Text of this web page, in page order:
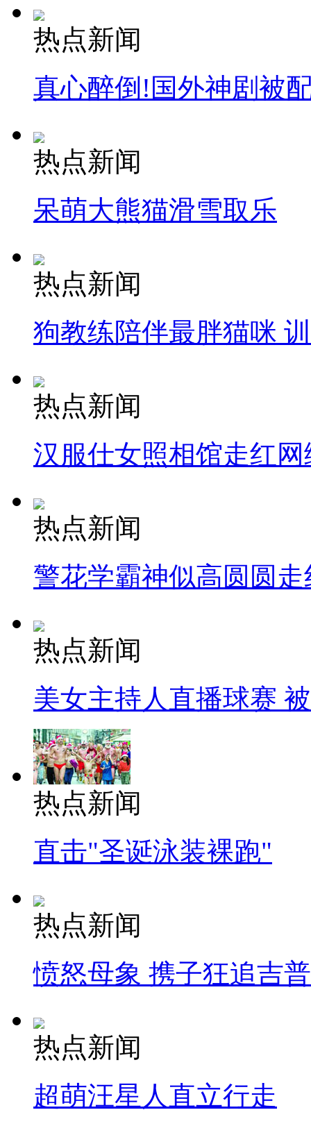
热点新闻
真心醉倒!国外神剧被
热点新闻
呆萌大熊猫滑雪取乐
热点新闻
狗教练陪伴最胖猫咪
热点新闻
汉服仕女照相馆走红网
热点新闻
警花学霸神似高圆圆走
热点新闻
美女主持人直播球赛
热点新闻
直击"圣诞泳装裸跑"
热点新闻
愤怒母象 携子狂追吉
热点新闻
超萌汪星人直立行走